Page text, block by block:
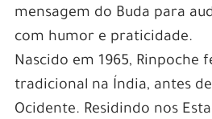
mensagem do Buda para
com humor e praticidade.
Nascido em 1965, Rinpoche
tradicional na Índia, antes
Ocidente. Residindo nos